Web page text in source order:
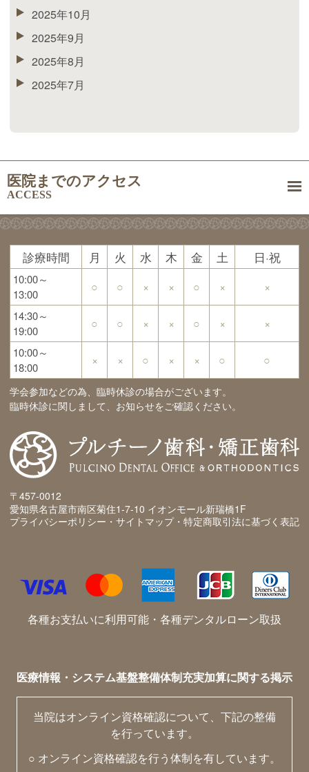
2025年10月
2025年9月
2025年8月
2025年7月
医院までのアクセス
ACCESS
診療時間 月 火 水 木 金 土 日·祝
10:00～
13:00
○ ○ × × ○ × ×
14:30～
19:00
○ ○ × × ○ × ×
10:00～
18:00
× × ○ × × ○ ○
学会参加などの為、臨時休診の場合がございます。
臨時休診に関しまして、お知らせをご確認ください。
〒457-0012
愛知県名古屋市南区菊住1-7-10 イオンモール新瑞橋1F
プライバシーポリシー・サイトマップ・特定商取引法に基づく表記
各種お支払いに利用可能・各種デンタルローン取扱
医療情報・システム基盤整備体制充実加算に関する掲示
当院はオンライン資格確認について、下記の整備
を行っています。
○ オンライン資格確認を行う体制を有しています。